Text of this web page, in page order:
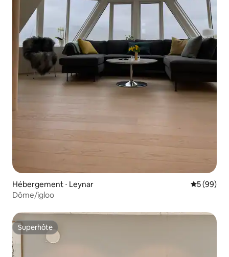
Hébergement ⋅ Leynar
5 (99)
Dôme/igloo
Superhôte
Superhôte